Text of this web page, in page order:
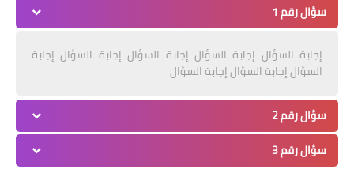
سؤال رقم 1
إجابة السؤال إجابة السؤال إجابة السؤال إجابة السؤال إجابة
السؤال إجابة السؤال إجابة السؤال
سؤال رقم 2
سؤال رقم 3